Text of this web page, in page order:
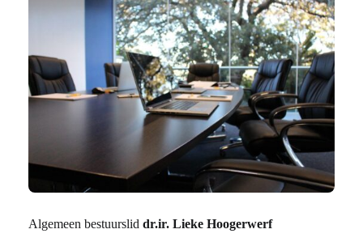
Algemeen bestuurslid dr.ir. Lieke Hoogerwerf